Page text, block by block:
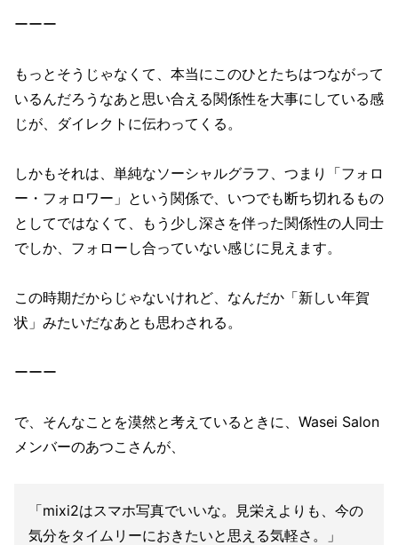
ーーー
もっとそうじゃなくて、本当にこのひとたちはつながって
いるんだろうなあと思い合える関係性を大事にしている感
じが、ダイレクトに伝わってくる。
しかもそれは、単純なソーシャルグラフ、つまり「フォロ
ー・フォロワー」という関係で、いつでも断ち切れるもの
としてではなくて、もう少し深さを伴った関係性の人同士
でしか、フォローし合っていない感じに見えます。
この時期だからじゃないけれど、なんだか「新しい年賀
状」みたいだなあとも思わされる。
ーーー
で、そんなことを漠然と考えているときに、Wasei Salon
メンバーのあつこさんが、
「mixi2はスマホ写真でいいな。見栄えよりも、今の
気分をタイムリーにおきたいと思える気軽さ。」